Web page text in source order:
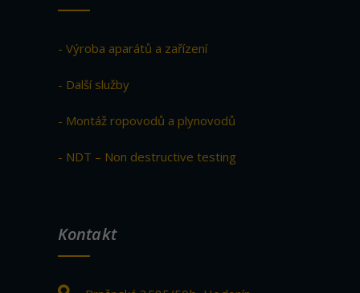
- Výroba aparátů a zařízení
- Další služby
- Montáž ropovodů a plynovodů
- NDT – Non destructive testing
Kontakt